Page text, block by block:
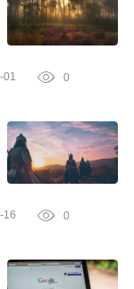
01  0
16  0